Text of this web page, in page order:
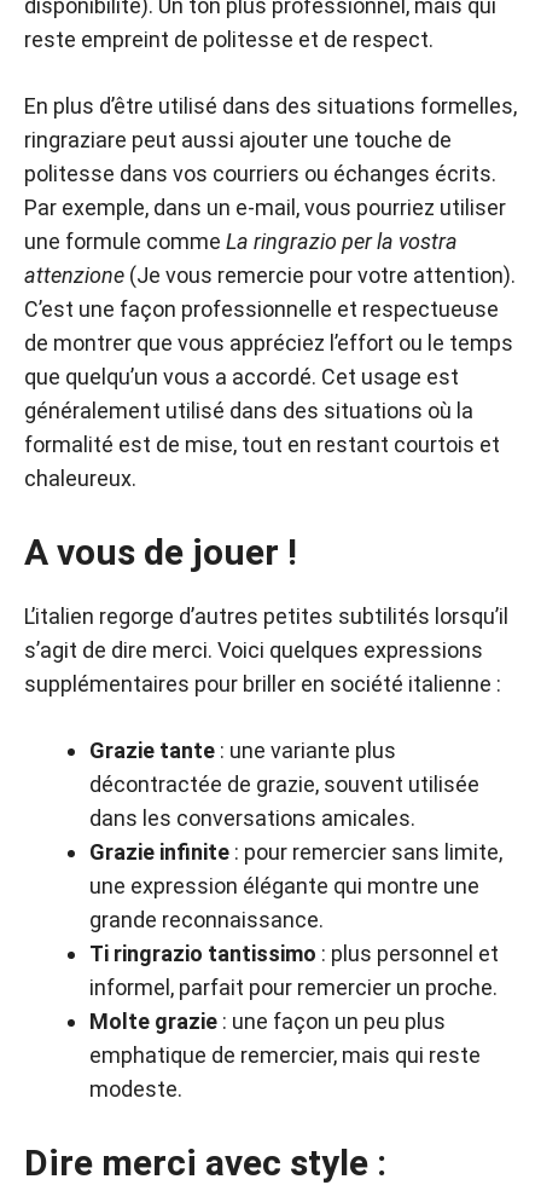
disponibilité). Un ton plus professionnel, mais qui
reste empreint de politesse et de respect.
En plus d’être utilisé dans des situations formelles,
ringraziare peut aussi ajouter une touche de
politesse dans vos courriers ou échanges écrits.
Par exemple, dans un e-mail, vous pourriez utiliser
une formule comme La ringrazio per la vostra
attenzione (Je vous remercie pour votre attention).
C’est une façon professionnelle et respectueuse
de montrer que vous appréciez l’effort ou le temps
que quelqu’un vous a accordé. Cet usage est
généralement utilisé dans des situations où la
formalité est de mise, tout en restant courtois et
chaleureux.
A vous de jouer !
L’italien regorge d’autres petites subtilités lorsqu’il
s’agit de dire merci. Voici quelques expressions
supplémentaires pour briller en société italienne :
Grazie tante : une variante plus
décontractée de grazie, souvent utilisée
dans les conversations amicales.
Grazie infinite : pour remercier sans limite,
une expression élégante qui montre une
grande reconnaissance.
Ti ringrazio tantissimo : plus personnel et
informel, parfait pour remercier un proche.
Molte grazie : une façon un peu plus
emphatique de remercier, mais qui reste
modeste.
Dire merci avec style :